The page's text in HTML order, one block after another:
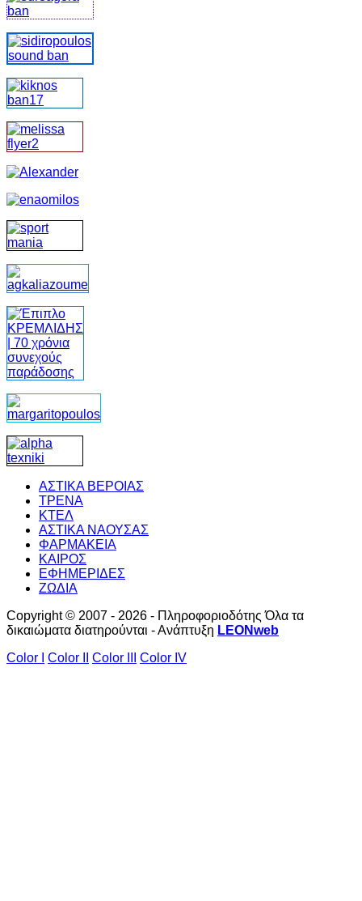
ΑΣΤΙΚΑ ΒΕΡΟΙΑΣ
ΤΡΕΝΑ
ΚΤΕΛ
ΑΣΤΙΚΑ ΝΑΟΥΣΑΣ
ΦΑΡΜΑΚΕΙΑ
ΚΑΙΡΟΣ
ΕΦΗΜΕΡΙΔΕΣ
ΖΩΔΙΑ
Copyright © 2007 - 2026 - Πληροφοριοδότης Όλα τα
δικαιώματα διατηρούνται - Ανάπτυξη LEONweb
Color I
Color II Color III Color IV